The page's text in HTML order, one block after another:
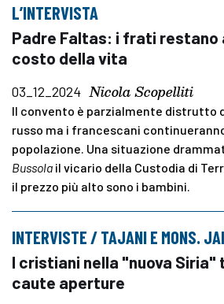
L’INTERVISTA
Padre Faltas: i frati restano
costo della vita
03_12_2024 Nicola Scopelliti
Il convento è parzialmente distrutto
russo ma i francescani
popolazione. Una situazione
Bussola il vicario della Custodia di
il prezzo più alto sono i bambini.
INTERVISTE / TAJANI E MONS.
I cristiani nella "nuova Siria"
caute aperture